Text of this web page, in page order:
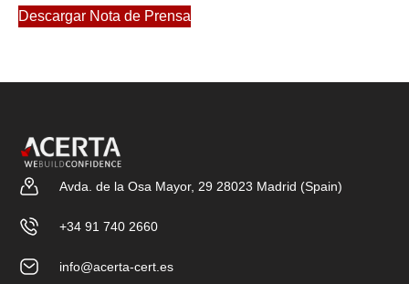
Descargar Nota de Prensa
Avda. de la Osa Mayor, 29 28023 Madrid (Spain)
+34 91 740 2660
info@acerta-cert.es